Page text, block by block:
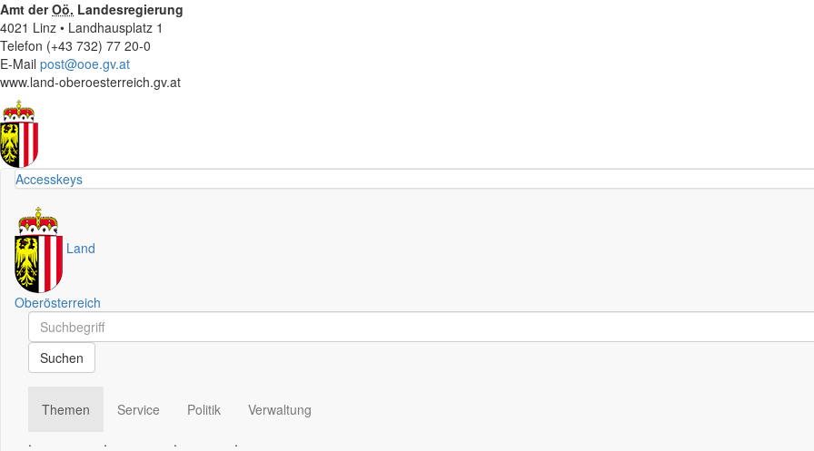
Amt derOö. Landesregierung
4021 Linz • Landhausplatz 1
Telefon (+43 732) 77 20-0
E-Mail post@ooe.gv.at
www.land-oberoesterreich.gv.at
Accesskeys
Land
Oberösterreich
Schnellsuche
Schnellsuche
Suchen
Themen
.
Service
.
Politik
.
Verwaltung
.